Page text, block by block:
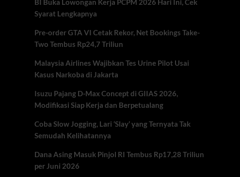
Syarat Lengkapnya
Pre-order GTA VI Cetak Rekor, Net Bookings Take-
Two Tembus Rp24,7 Triliun
Malaysia Airlines Wajibkan Tes Urine Pilot Usai
Kasus Narkoba di Jakarta
Isuzu Pajang D-Max Concept di GIIAS 2026,
Modifikasi Siap Kerja dan Berpetualang
Coba Slow Jogging, Lari ‘Slay’ yang Ternyata Tak
Semudah Kelihatannya
Dana Asing Masuk Pinjol RI Tembus Rp17,28 Triliun
per Juni 2026